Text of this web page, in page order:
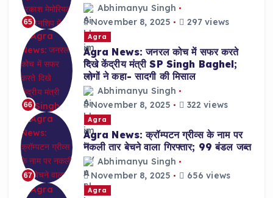
65
Abhimanyu Singh
November 8, 2025
297 views
66
Agra
Agra News: जनरल कोच में सफर करते
दिखे केंद्रीय मंत्री SP Singh Baghel;
लोगों ने कहा- सादगी की मिसाल
Abhimanyu Singh
November 8, 2025
322 views
67
Agra
Agra News: क्रॉम्पटन ग्रीव्स के नाम पर
नकली तार बेचने वाला गिरफ्तार; 99 बंडल जब्त
Abhimanyu Singh
November 8, 2025
656 views
Agra